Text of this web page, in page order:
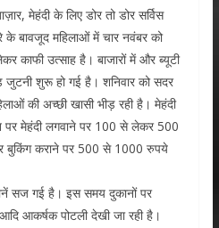
मेहंदी के लिए डोर तो डोर सर्विस
के बावजूद महिलाओं में चार नवंबर को
काफी उत्साह है। बाजारों में और ब्यूटी
जुटनी शुरू हो गई है। शनिवार को सदर
की अच्छी खासी भीड़ रही है। मेहंदी
पर मेहंदी लगवाने पर 100 से लेकर 500
बुकिंग कराने पर 500 से 1000 रुपये
सज गई है। इस समय दुकानों पर
आकर्षक पोटली देखी जा रही है।